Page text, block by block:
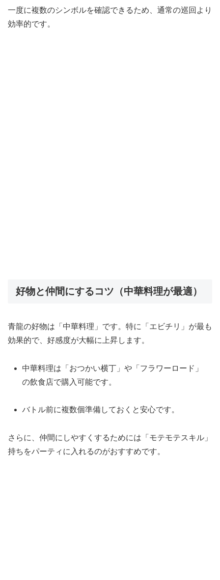
一度に複数のシンボルを確認できるため、通常の巡回より
効率的です。
好物と仲間にするコツ（中華料理が最適）
青龍の好物は「中華料理」です。特に「エビチリ」が最も
効果的で、好感度が大幅に上昇します。
中華料理は「おつかい横丁」や「フラワーロード」
の飲食店で購入可能です。
バトル前に複数個準備しておくと安心です。
さらに、仲間にしやすくするためには「モテモテスキル」
持ちをパーティに入れるのがおすすめです。